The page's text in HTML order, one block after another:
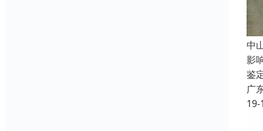
中
影
鉴
广
19-